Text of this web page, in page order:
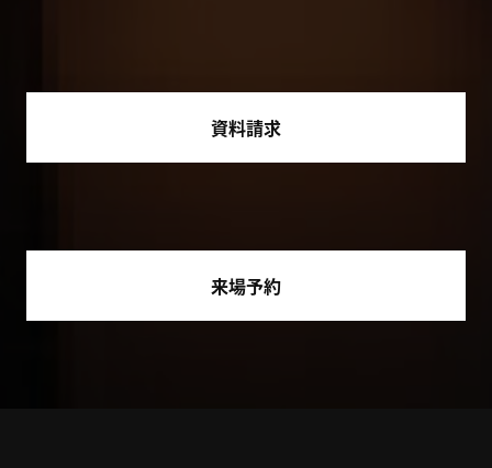
資料請求
来場予約